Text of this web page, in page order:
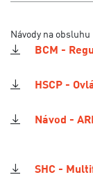
Návody na obsluhu
BCM -
HSCP -
Návod -
SHC -